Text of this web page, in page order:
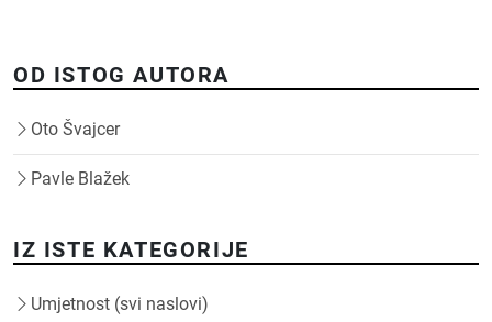
OD ISTOG AUTORA
Oto Švajcer
Pavle Blažek
IZ ISTE KATEGORIJE
Umjetnost (svi naslovi)